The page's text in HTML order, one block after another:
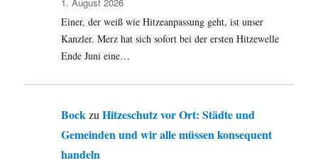
Einer, der weiß wie Hitzeanpassung geht, ist unser
Kanzler. Merz hat sich sofort bei der ersten Hitzewelle
Ende Juni eine…
BockzuHitzeschutz vor Ort: Städte und
Gemeinden und wir alle müssen konsequent
handeln